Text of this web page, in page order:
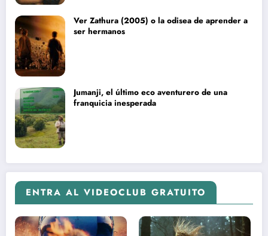
Ver Zathura (2005) o la odisea de aprender a
ser hermanos
Jumanji, el último eco aventurero de una
franquicia inesperada
ENTRA AL VIDEOCLUB GRATUITO